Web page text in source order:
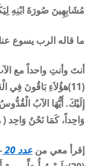
مُشَابِهِينَ صُورَةَ ابْنِهِ
ما قاله الرب يسوع
أنتَ وأنتِ واحداً مع
(11)
هؤُلاَءِ بَاقُونَ فِي
إِلَيْكَ. أَيُّهَا الآبُ
وَاحِداً، كَمَا نَحْنُ وَاحِد
إقرأ معي من عدد 20
: